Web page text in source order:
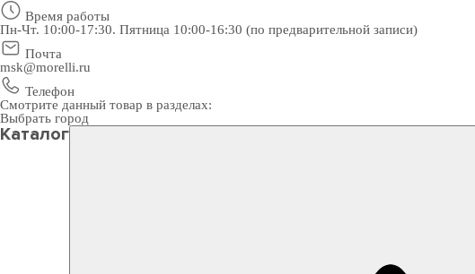
Время работы
Пн-Чт. 10:00-17:30. Пятница 10:00-16:30 (по предварительной записи)
Почта
msk@morelli.ru
Телефон
Смотрите данный товар в разделах:
Выбрать город
Каталог